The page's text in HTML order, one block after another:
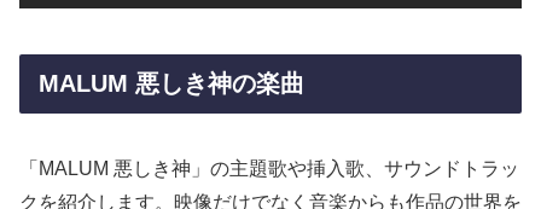
MALUM 悪しき神の楽曲
「MALUM 悪しき神」の主題歌や挿入歌、サウンドトラッ
クを紹介します。映像だけでなく音楽からも作品の世界を